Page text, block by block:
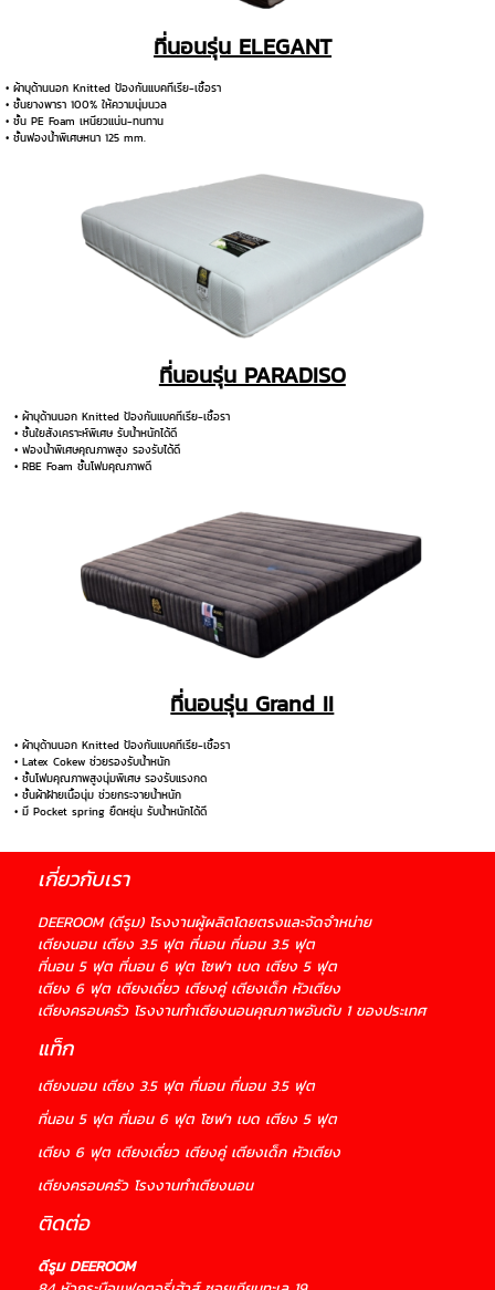
ที่นอนรุ่น ELEGANT
• ผ้าบุด้านนอก Knitted ป้องกันแบคทีเรีย-เชื้อรา
• ชั้นยางพารา 100% ให้ความนุ่มนวล
• ชั้น PE Foam เหนียวแน่น-ทนทาน
• ชั้นฟองน้ำพิเศษหนา 125 mm.
ที่นอนรุ่น PARADISO
• ผ้าบุด้านนอก Knitted ป้องกันแบคทีเรีย-เชื้อรา
• ชั้นใยสังเคราะห์พิเศษ รับน้ำหนักได้ดี
• ฟองน้ำพิเศษคุณภาพสูง รองรับได้ดี
• RBE Foam ชั้นโฟมคุณภาพดี
ที่นอนรุ่น Grand II
• ผ้าบุด้านนอก Knitted ป้องกันแบคทีเรีย-เชื้อรา
• Latex Cokew ช่วยรองรับน้ำหนัก
• ชั้นโฟมคุณภาพสูงนุ่มพิเศษ รองรับแรงกด
• ชั้นผ้าฝ้ายเนื้อนุ่ม ช่วยกระจายน้ำหนัก
• มี Pocket spring ยืดหยุ่น รับน้ำหนักได้ดี
เกี่ยวกับเรา
DEEROOM (ดีรูม) โรงงานผู้ผลิตโดยตรงและจัดจำหน่าย
เตียงนอน เตียง 3.5 ฟุต ที่นอน ที่นอน 3.5 ฟุต
ที่นอน 5 ฟุต ที่นอน 6 ฟุต โซฟา เบด เตียง 5 ฟุต
เตียง 6 ฟุต เตียงเดี่ยว เตียงคู่ เตียงเด็ก หัวเตียง
เตียงครอบครัว โรงงานทำเตียงนอนคุณภาพอันดับ 1 ของประเทศ
แท็ก
เตียงนอน เตียง 3.5 ฟุต ที่นอน ที่นอน 3.5 ฟุต
ที่นอน 5 ฟุต ที่นอน 6 ฟุต โซฟา เบด เตียง 5 ฟุต
เตียง 6 ฟุต เตียงเดี่ยว เตียงคู่ เตียงเด็ก หัวเตียง
เตียงครอบครัว โรงงานทำเตียงนอน
ติดต่อ
ดีรูม DEEROOM